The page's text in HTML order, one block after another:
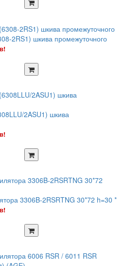
2RS1) шкива промежуточного
2ASU1) шкива
3306B-2RSRTNG 30*72 h=30 *